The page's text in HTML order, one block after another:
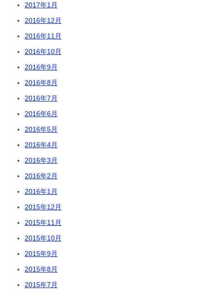
2017年1月
2016年12月
2016年11月
2016年10月
2016年9月
2016年8月
2016年7月
2016年6月
2016年5月
2016年4月
2016年3月
2016年2月
2016年1月
2015年12月
2015年11月
2015年10月
2015年9月
2015年8月
2015年7月